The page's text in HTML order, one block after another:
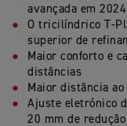
avançada em 2024
O tricilíndrico T-
superior de
Maior conforto e
distâncias
Maior distância ao
Ajuste eletrónico
20 mm de